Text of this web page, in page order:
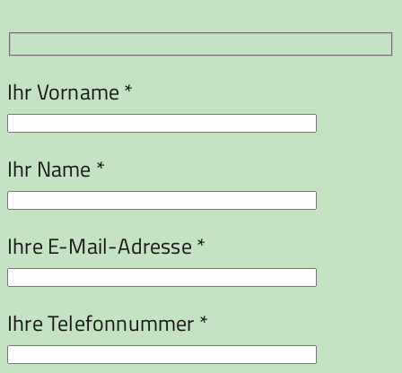
Ihr Vorname *
Ihr Name *
Ihre E-Mail-Adresse *
Ihre Telefonnummer *